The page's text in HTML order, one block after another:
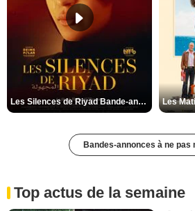
Les Silences de Riyad Bande-annonce VO STFR
Bandes-annonces à ne pas
Top actus de la semaine